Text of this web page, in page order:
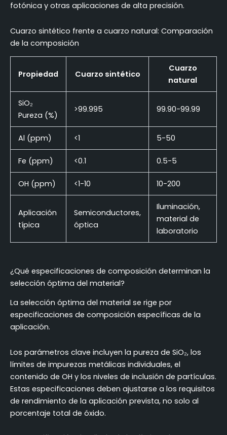
fotónica y otras aplicaciones de alta precisión.
Cuarzo sintético frente a cuarzo natural: Comparación
de la composición
Propiedad Cuarzo sintético
Cuarzo
natural
SiO₂
Pureza (%)
>99.995 99.90-99.99
Al (ppm) <1 5-50
Fe (ppm) <0.1 0.5-5
OH (ppm) <1-10 10-200
Aplicación
típica
Semiconductores,
óptica
Iluminación,
material de
laboratorio
¿Qué especificaciones de composición determinan la
selección óptima del material?
La selección óptima del material se rige por
especificaciones de composición específicas de la
aplicación.
Los parámetros clave incluyen la pureza de SiO₂, los
límites de impurezas metálicas individuales, el
contenido de OH y los niveles de inclusión de partículas.
Estas especificaciones deben ajustarse a los requisitos
de rendimiento de la aplicación prevista, no solo al
porcentaje total de óxido.